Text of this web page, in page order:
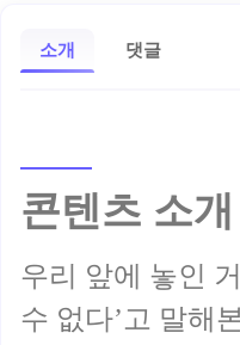
소개 댓글
콘텐츠 소개
우리 앞에 놓인
수 없다’고 말해